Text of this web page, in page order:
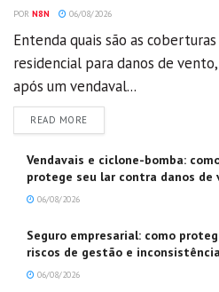
POR N8N 06/08/2026
Entenda quais são as
residencial para danos de
após um vendaval...
READ MOREDETAILS
Vendavais e ciclone-bomba:
protege seu lar contra danos de
06/08/2026
Seguro empresarial: como
riscos de gestão e
06/08/2026